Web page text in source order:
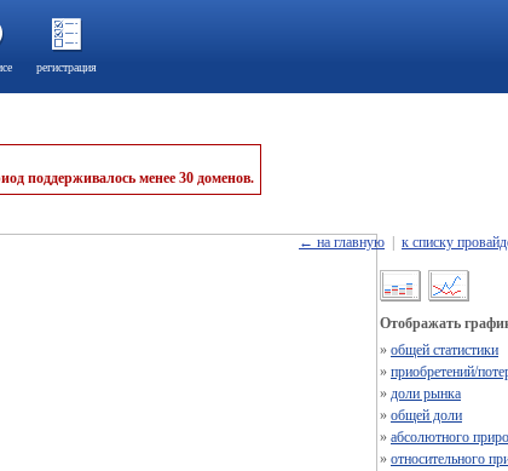
регистрация
поддерживалось менее 30 доменов.
← на главную к списку
Отображать
» общей статистики
» приобретений/
» доли рынка
» общей доли
» абсолютного
» относительного